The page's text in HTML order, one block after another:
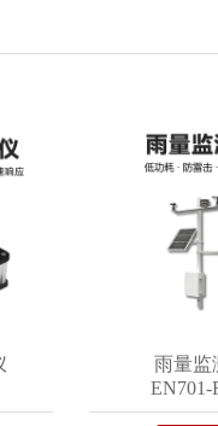
雨量监测站
EN701-RMS